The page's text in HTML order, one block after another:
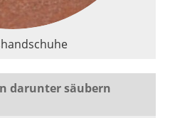
darunter säubern